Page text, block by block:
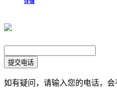
提交电话
如有疑问，请输入您的电话，